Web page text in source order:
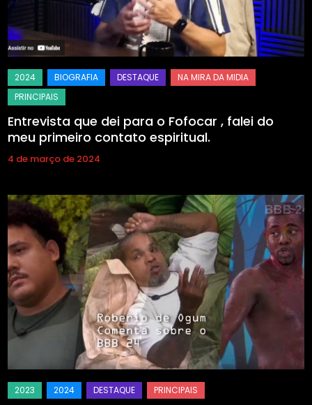
Entrevista que dei para o Fofocar , falei do
meu primeiro contato espiritual.
4 de março de 2024